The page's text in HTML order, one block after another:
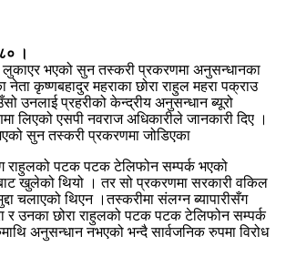
।
लुकाएर भएको सुन तस्करी प्रकरणमा अनुसन्धानका
नेता कृष्णबहादुर महराका छोरा राहुल महरा पक्राउ
उनलाई प्रहरीको केन्द्रीय अनुसन्धान ब्यूरो
लिएको एसपी नवराज अधिकारीले जानकारी दिए ।
सुन तस्करी प्रकरणमा जोडिएका
राहुलको पटक पटक टेलिफोन सम्पर्क भएको
खुलेको थियो । तर सो प्रकरणमा सरकारी वकिल
चलाएको थिएन ।तस्करीमा संलग्न ब्यापारीसँग
र उनका छोरा राहुलको पटक पटक टेलिफोन सम्पर्क
अनुसन्धान नभएको भन्दै सार्वजनिक रुपमा विरोध